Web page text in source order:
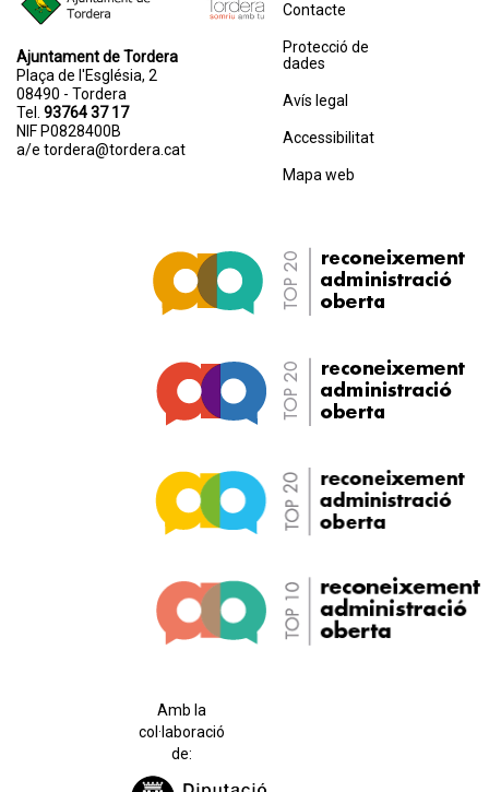
Ajuntament de Tordera
Plaça de l'Església, 2
08490 - Tordera
Tel. 93764 37 17
NIF P0828400B
a/e tordera@tordera.cat
Contacte
Protecció de
dades
Avís legal
Accessibilitat
Mapa web
Amb la
col·laboració
de: